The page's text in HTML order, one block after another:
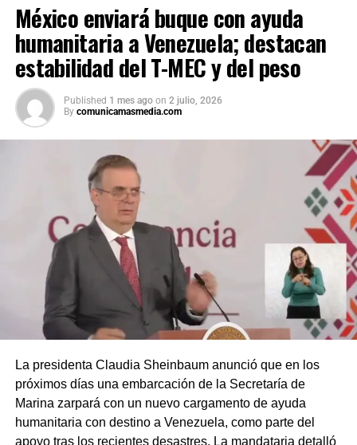
México enviará buque con ayuda
humanitaria a Venezuela; destacan
estabilidad del T-MEC y del peso
Published 1 mes ago on 2 julio, 2026
By comunicamasmedia.com
La presidenta Claudia Sheinbaum anunció que en los
próximos días una embarcación de la Secretaría de
Marina zarpará con un nuevo cargamento de ayuda
humanitaria con destino a Venezuela, como parte del
apoyo tras los recientes desastres. La mandataria detalló